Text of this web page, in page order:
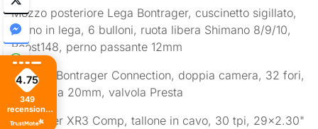
Mozzo posteriore Lega Bontrager, cuscinetto sigillato,
perno in lega, 6 bulloni, ruota libera Shimano 8/9/10,
Boost148, perno passante 12mm
Cerchio Bontrager Connection, doppia camera, 32 fori,
larghezza 20mm, valvola Presta
Bontrager XR3 Comp, tallone in cavo, 30 tpi, 29×2.30"
4.75
349
recensioni
di tutti i